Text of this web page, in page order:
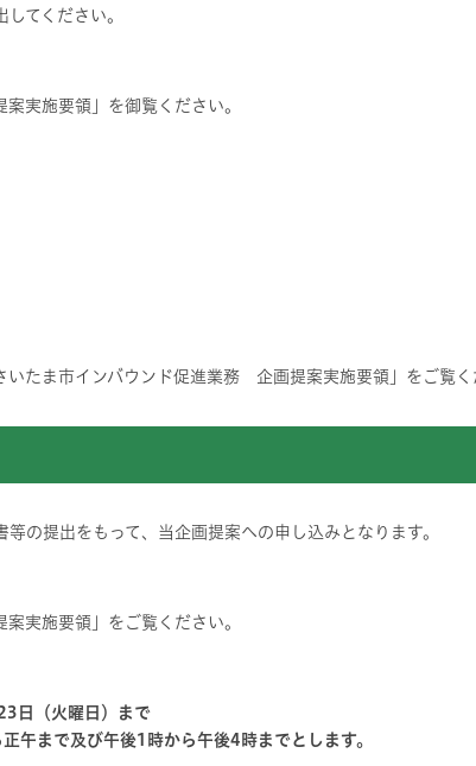
てください。
実施要領」を御覧ください。
いたま市インバウンド促進業務 企画提案実施要領」をご覧く
の提出をもって、当企画提案への申し込みとなります。
実施要領」をご覧ください。
日（火曜日）まで
午まで及び午後1時から午後4時までとします。